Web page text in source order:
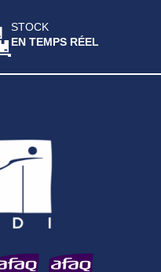
STOCK
EN TEMPS RÉEL